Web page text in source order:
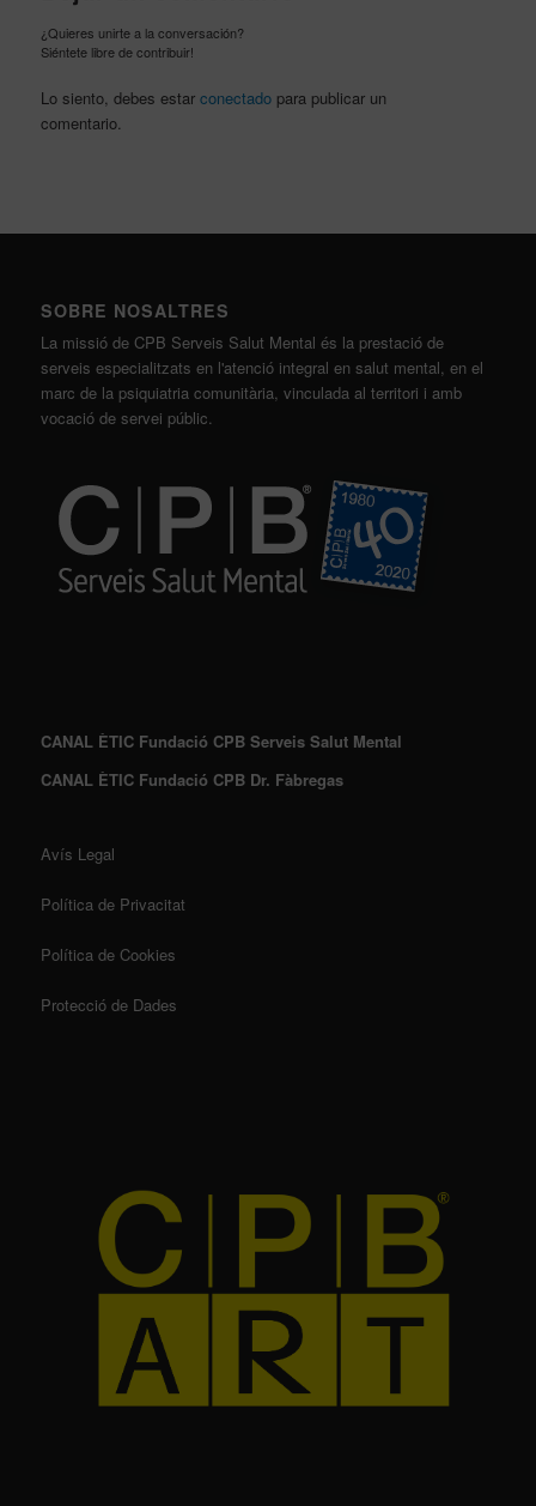
¿Quieres unirte a la conversación?
Siéntete libre de contribuir!
Lo siento, debes estar conectadopara publicar un
comentario.
SOBRE NOSALTRES
La missió de CPB Serveis Salut Mental és la prestació de
serveis especialitzats en l'atenció integral en salut mental, en el
marc de la psiquiatria comunitària, vinculada al territori i amb
vocació de servei públic.
CANAL ÈTIC Fundació CPB Serveis Salut Mental
CANAL ÈTIC Fundació CPB Dr. Fàbregas
Avís Legal
Política de Privacitat
Política de Cookies
Protecció de Dades